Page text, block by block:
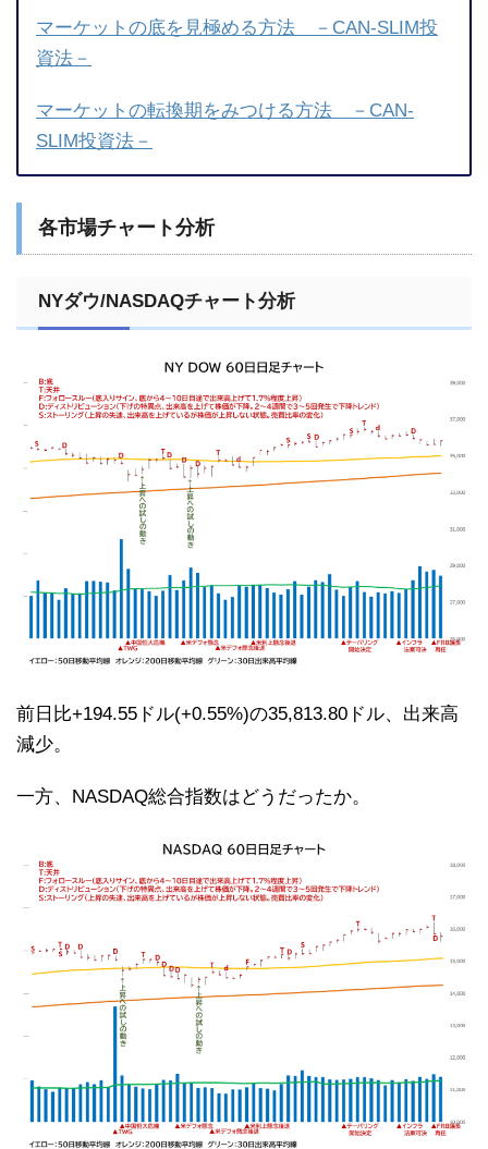
マーケットの底を見極める方法 －CAN-SLIM投
資法－
マーケットの転換期をみつける方法 －CAN-
SLIM投資法－
各市場チャート分析
NYダウ/NASDAQチャート分析
前日比+194.55ドル(+0.55%)の35,813.80ドル、出来高
減少。
一方、NASDAQ総合指数はどうだったか。